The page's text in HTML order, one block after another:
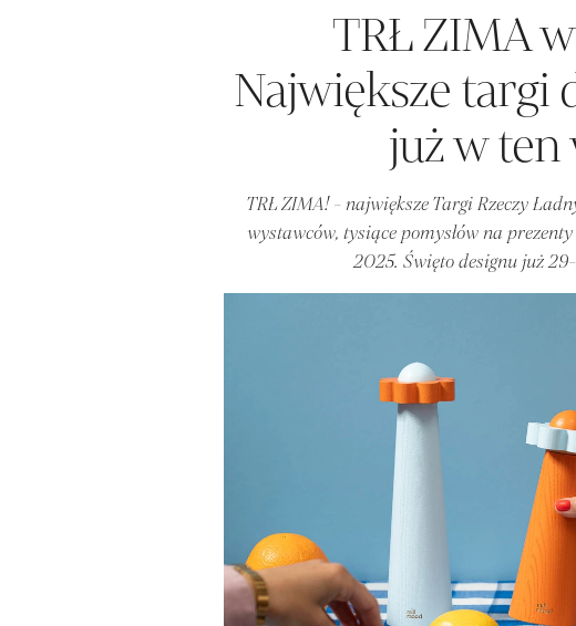
TRŁ ZIMA
Największe targi
już w ten
TRŁ ZIMA! - największe Targi Rzeczy
wystawców, tysiące pomysłów na
2025. Święto designu już